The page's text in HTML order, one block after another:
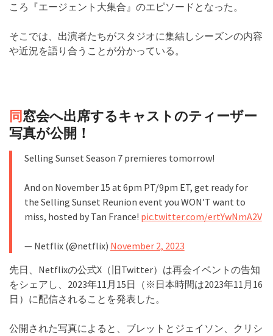
ころ『エージェント大集合』のエピソードとなった。
そこでは、出演者たちがスタジオに集結しシーズンの内容
や近況を語り合うことが分かっている。
同窓会へ出席するキャストのティーザー
写真が公開！
Selling Sunset Season 7 premieres tomorrow!
And on November 15 at 6pm PT/9pm ET, get ready for
the Selling Sunset Reunion event you WON’T want to
miss, hosted by Tan France! pic.twitter.com/ertYwNmA2V
— Netflix (@netflix) November 2, 2023
先日、Netflixの公式X（旧Twitter）は再会イベントの告知
をシェアし、2023年11月15日（※日本時間は2023年11月16
日）に配信されることを発表した。
公開された写真によると、ブレットとジェイソン、クリシ